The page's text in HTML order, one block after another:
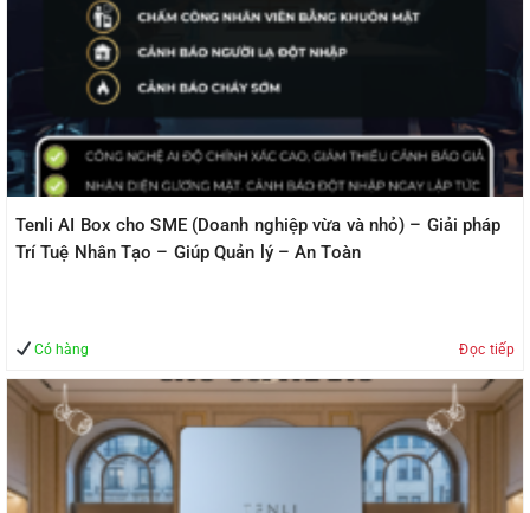
Tenli AI Box cho SME (Doanh nghiệp vừa và nhỏ) – Giải pháp
Trí Tuệ Nhân Tạo – Giúp Quản lý – An Toàn
Có hàng Đọc tiếp